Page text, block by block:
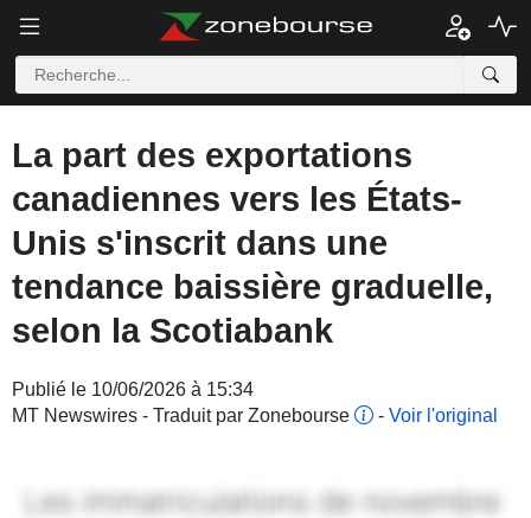
La part des exportations
canadiennes vers les États-
Unis s'inscrit dans une
tendance baissière graduelle,
selon la Scotiabank
Publié le 10/06/2026 à 15:34
MT Newswires - Traduit par Zonebourse
- Voir l'original